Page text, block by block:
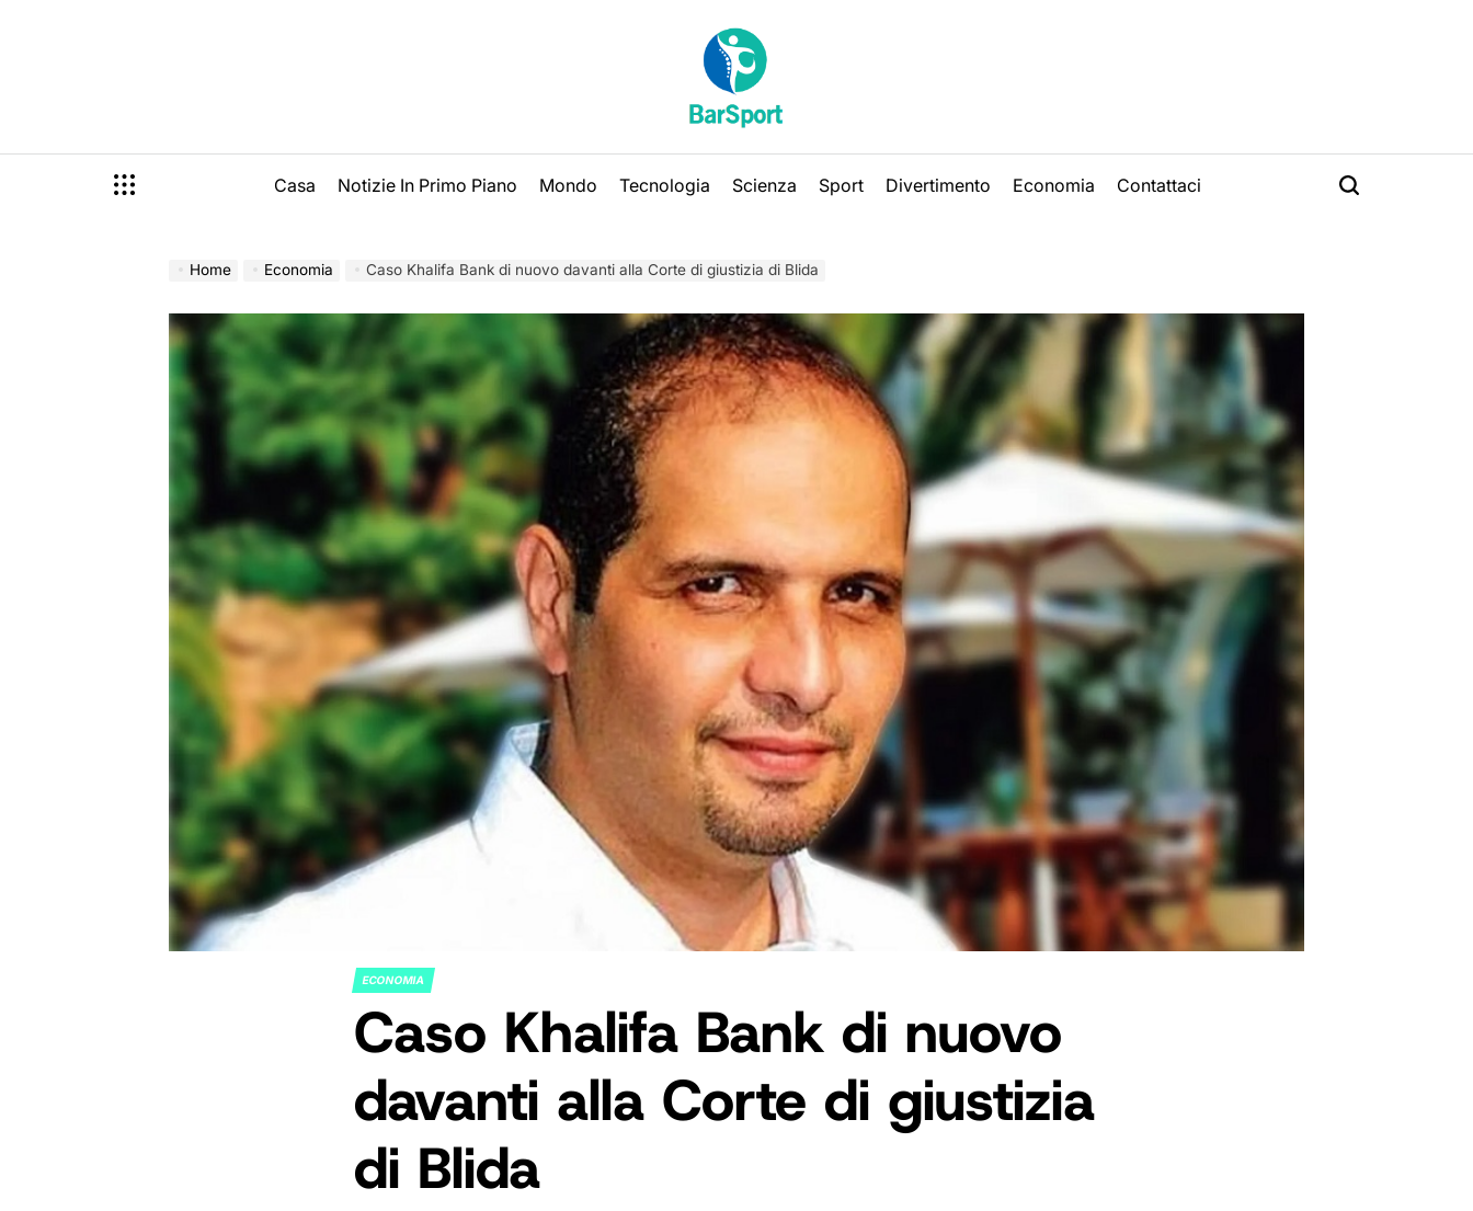
Casa Notizie In Primo Piano Mondo Tecnologia Scienza Sport Divertimento Economia Contattaci
Home Economia Caso Khalifa Bank di nuovo davanti alla Corte di giustizia di Blida
POSTED
ECONOMIA
Caso Khalifa Bank di nuovo
davanti alla Corte di giustizia
di Blida